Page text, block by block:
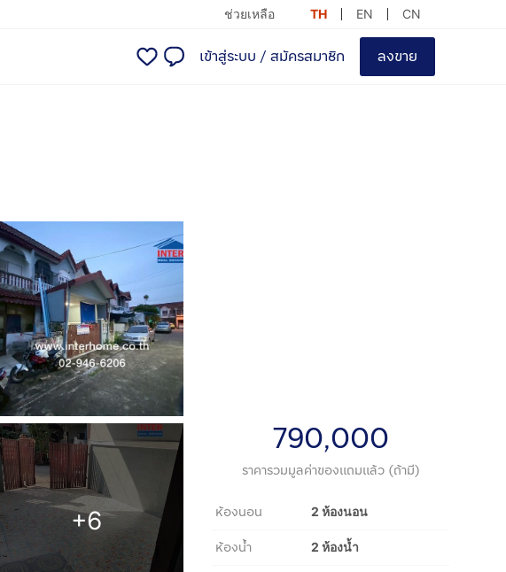
ช่วยเหลือ TH EN CN
เข้าสู่ระบบ / สมัครสมาชิก ลงขาย
+6
790,000
ราคารวมมูลค่าของแถมแล้ว (ถ้ามี)
ห้องนอน 2 ห้องนอน
ห้องน้ำ 2 ห้องน้ำ